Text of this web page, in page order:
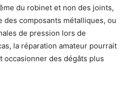
du robinet et non des joints,
des composants métalliques, ou
de pression lors de
la réparation amateur pourrait
occasionner des dégâts plus